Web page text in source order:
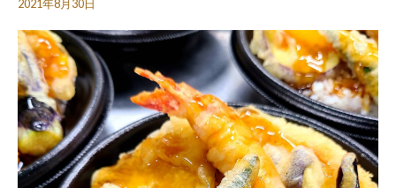
2021年8月30日